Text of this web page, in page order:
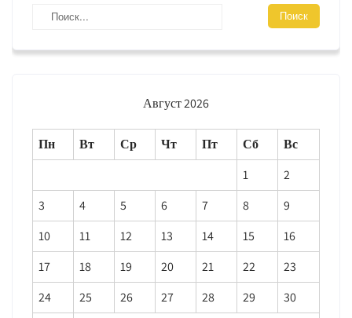
Август 2026
Пн Вт Ср Чт Пт Сб
Вс
1
2
3
4 5 6 7 8
9
10
11 12 13 14 15
16
17
18 19 20 21 22
23
24
25 26 27 28 29
30